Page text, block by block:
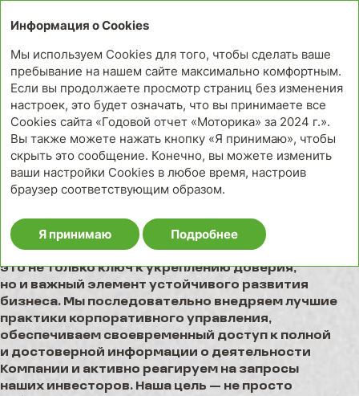
ВЗАИМОДЕЙСТВИЕ
С ИНВЕСТОРАМИ
В течение года наша Компания сделала
значительный шаг вперед в выстраивании
взаимодействия с инвесторами и держателями
облигаций. Мы уверены, что открытость и честный
диалог с инвестиционным сообществом —
это не только ключ к укреплению доверия,
но и важный элемент устойчивого развития
бизнеса. Мы последовательно внедряем лучшие
практики корпоративного управления,
обеспечиваем своевременный доступ к полной
и достоверной информации о деятельности
Компании и активно реагируем на запросы
наших инвесторов. Наша цель — не просто
Информация о Cookies
Мы используем Cookies для того, чтобы сделать ваше
пребывание на нашем сайте максимально комфортным.
Если вы продолжаете просмотр страниц без изменения
настроек, это будет означать, что вы принимаете все
Cookies сайта «Годовой отчет «Моторика» за 2024 г.».
Вы также можете нажать кнопку «Я принимаю», чтобы
скрыть это сообщение. Конечно, вы можете изменить
ваши настройки Cookies в любое время, настроив
браузер соответствующим образом.
Я принимаю Подробнее